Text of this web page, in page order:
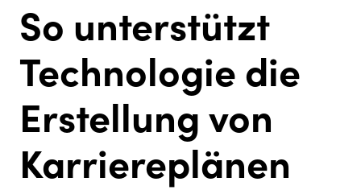
So unterstützt
Technologie die
Erstellung von
Karriereplänen